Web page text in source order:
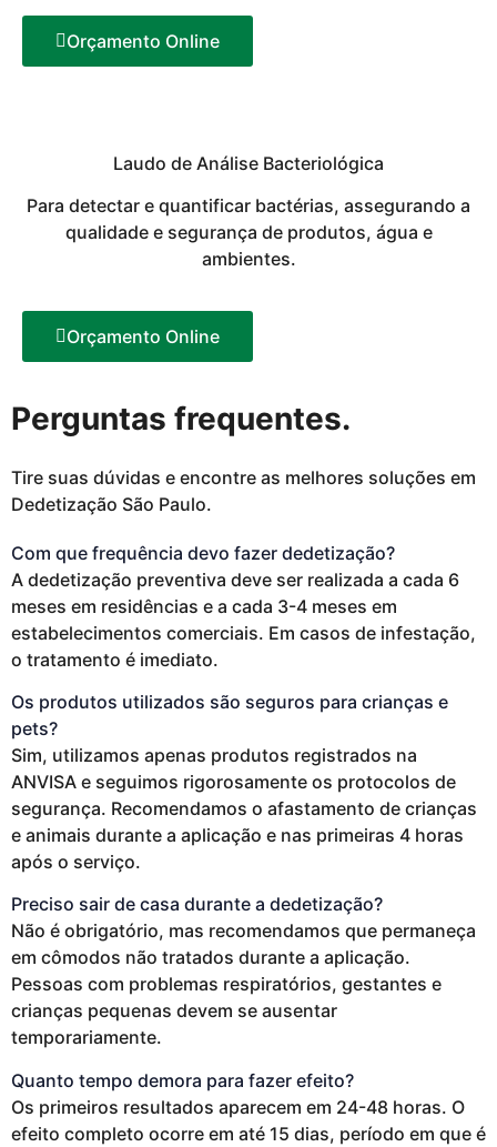
Orçamento Online
Laudo de Análise Bacteriológica
Para detectar e quantificar bactérias, assegurando a
qualidade e segurança de produtos, água e
ambientes.
Orçamento Online
Perguntas frequentes.
Tire suas dúvidas e encontre as melhores soluções em
Dedetização São Paulo.
Com que frequência devo fazer dedetização?
A dedetização preventiva deve ser realizada a cada 6
meses em residências e a cada 3-4 meses em
estabelecimentos comerciais. Em casos de infestação,
o tratamento é imediato.
Os produtos utilizados são seguros para crianças e
pets?
Sim, utilizamos apenas produtos registrados na
ANVISA e seguimos rigorosamente os protocolos de
segurança. Recomendamos o afastamento de crianças
e animais durante a aplicação e nas primeiras 4 horas
após o serviço.
Preciso sair de casa durante a dedetização?
Não é obrigatório, mas recomendamos que permaneça
em cômodos não tratados durante a aplicação.
Pessoas com problemas respiratórios, gestantes e
crianças pequenas devem se ausentar
temporariamente.
Quanto tempo demora para fazer efeito?
Os primeiros resultados aparecem em 24-48 horas. O
efeito completo ocorre em até 15 dias, período em que é